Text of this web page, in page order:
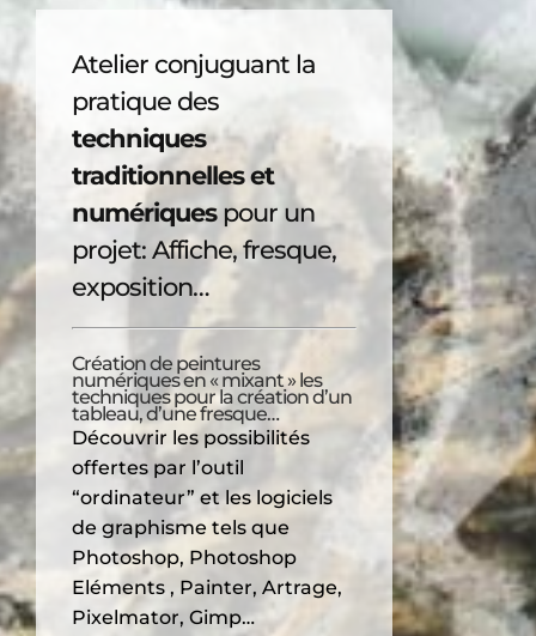
Atelier conjuguant la
pratique des
techniques
traditionnelles et
numériquespour un
projet: Affiche, fresque,
exposition…
Création de peintures
numériques en « mixant » les
techniques pour la création d’un
tableau, d’une fresque…
Découvrir les possibilités
offertes par l’outil
“ordinateur” et les logiciels
de graphisme tels que
Photoshop, Photoshop
Eléments , Painter, Artrage,
Pixelmator, Gimp…